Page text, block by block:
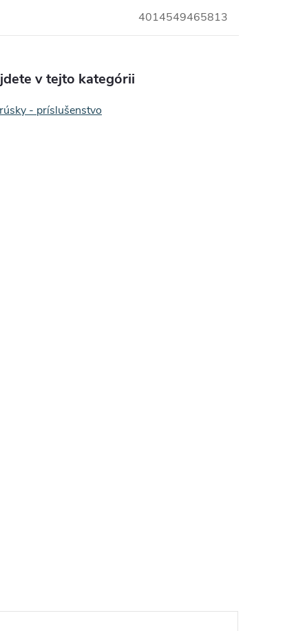
4014549465813
v tejto kategórii
- príslušenstvo